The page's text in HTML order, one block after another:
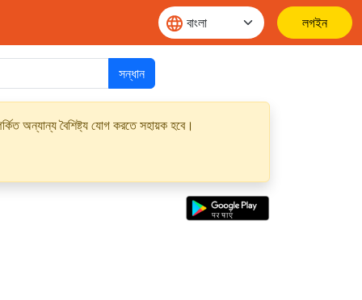
লগইন
সন্ধান
অন্যান্য বৈশিষ্ট্য যোগ করতে সহায়ক হবে।